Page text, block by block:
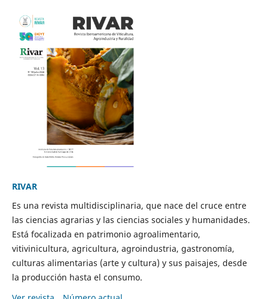
RIVAR
Es una revista multidisciplinaria, que nace del cruce entre
las ciencias agrarias y las ciencias sociales y humanidades.
Está focalizada en patrimonio agroalimentario,
vitivinicultura, agricultura, agroindustria, gastronomía,
culturas alimentarias (arte y cultura) y sus paisajes, desde
la producción hasta el consumo.